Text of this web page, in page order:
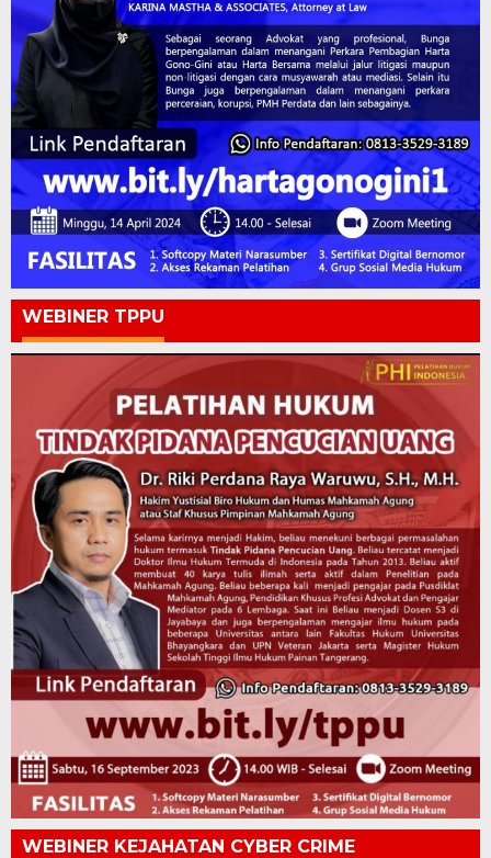
WEBINER TPPU
WEBINER KEJAHATAN CYBER CRIME